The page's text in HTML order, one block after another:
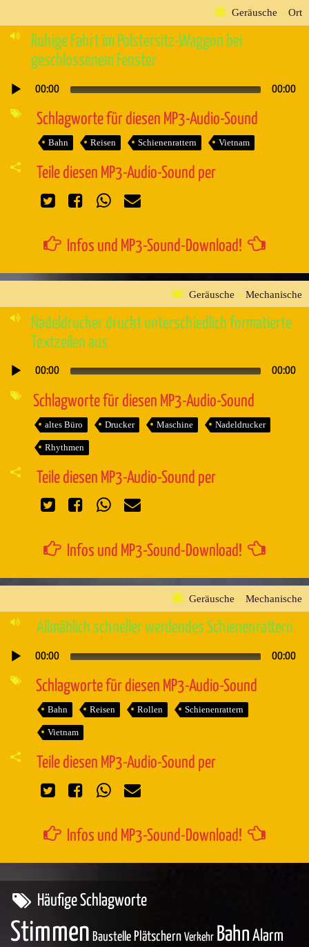
Geräusche » Ort
Ruhige Fahrt im Polstersitz-Waggon bei
geschlossenem Fenster
Audio-
00:00 00:00
Schlagworte für diesen MP3-Audio-Sound
Bahn Reisen Schienenrattern Vietnam
Teile diesen MP3-Audio-Sound per
Infos und MP3-Sound-Download!
Geräusche » Mechanische
Nadeldrucker druckt unterschiedlich formatierte
Textzeilen aus
Audio-
00:00 00:00
Schlagworte für diesen MP3-Audio-Sound
altes Büro Drucker Maschine Nadeldrucker
Rhythmen
Teile diesen MP3-Audio-Sound per
Infos und MP3-Sound-Download!
Geräusche » Mechanische
Allmählich schneller werdendes Schienenrattern
Audio-
00:00 00:00
Schlagworte für diesen MP3-Audio-Sound
Bahn Reisen Rollen Schienenrattern
Vietnam
Teile diesen MP3-Audio-Sound per
Infos und MP3-Sound-Download!
Häufige Schlagworte
Stimmen Baustelle Plätschern Verkehr Bahn Alarm